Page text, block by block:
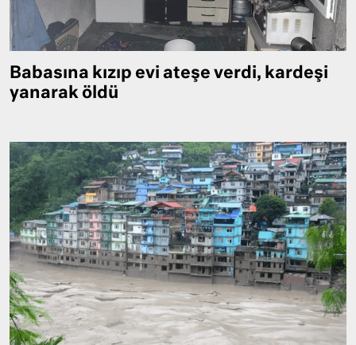
Babasına kızıp evi ateşe verdi, kardeşi
yanarak öldü